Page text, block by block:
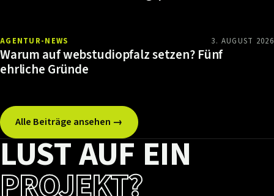
AGENTUR-NEWS 3. AUGUST 2026
Warum auf webstudiopfalz setzen? Fünf
ehrliche Gründe
Alle Beiträge ansehen →
LUST AUF EIN
PROJEKT?